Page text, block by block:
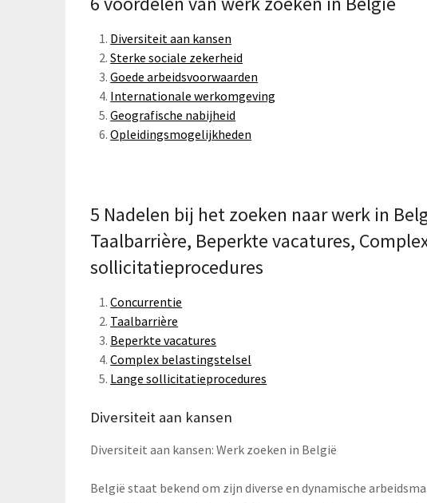
Diversiteit aan kansen
Sterke sociale zekerheid
Goede arbeidsvoorwaarden
Internationale werkomgeving
Geografische nabijheid
Opleidingsmogelijkheden
5 Nadelen bij het zoeken naar werk in
Taalbarrière, Beperkte vacatures,
sollicitatieprocedures
Concurrentie
Taalbarrière
Beperkte vacatures
Complex belastingstelsel
Lange sollicitatieprocedures
Diversiteit aan kansen
Diversiteit aan kansen: Werk zoeken in België
België staat bekend om zijn diverse en dynamische